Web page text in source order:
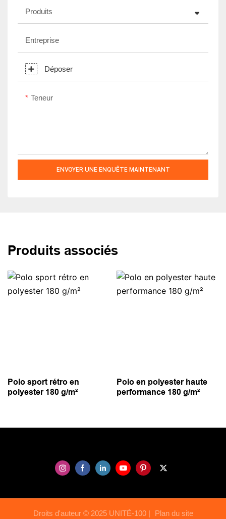
Produits
Entreprise
Déposer
Teneur
ENVOYER UNE ENQUÊTE MAINTENANT
Produits associés
Polo sport rétro en
polyester 180 g/m²
Polo en polyester haute
performance 180 g/m²
Droits d'auteur © 2025 UNITÉ-100 | Plan du site